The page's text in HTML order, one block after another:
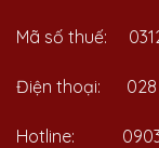
Mã số thuế:
Điện thoại: 028
Hotline: 0903